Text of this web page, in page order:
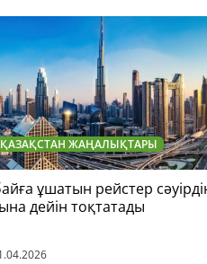
ҚАЗАҚСТАН ЖАҢАЛЫҚТАРЫ
ұшатын рейстер
дейін тоқтатады